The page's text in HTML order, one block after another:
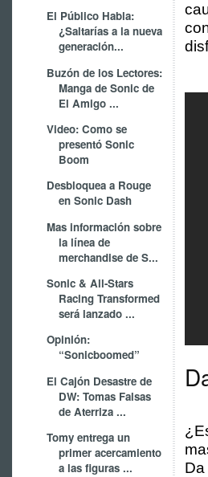
El Público Habla:
¿Saltarías a la nueva
generación...
Buzón de los Lectores:
Manga de Sonic de
El Amigo ...
Video: Como se
presentó Sonic
Boom
Desbloquea a Rouge
en Sonic Dash
Mas información sobre
la línea de
merchandise de S...
Sonic & All-Stars
Racing Transformed
será lanzado ...
Opinión:
“Sonicboomed”
El Cajón Desastre de
DW: Tomas Falsas
de Aterriza ...
Tomy entrega un
primer acercamiento
a las figuras ...